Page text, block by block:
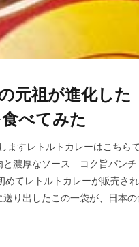
元祖が進化した
べてみた
ますレトルトカレーはこちら
濃厚なソース コク旨パン
てレトルトカレーが販売さ
り出したこの一袋が、日本